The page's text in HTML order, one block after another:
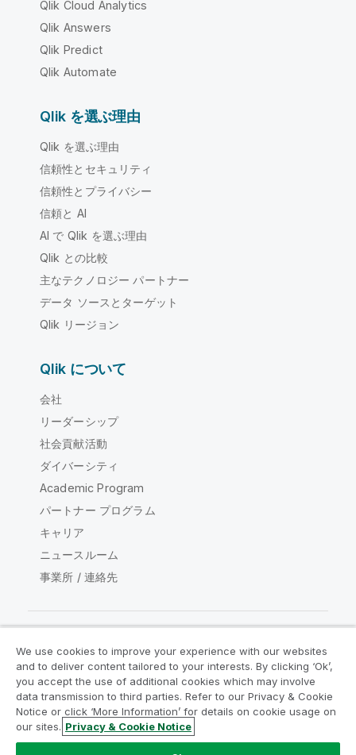
Qlik Cloud Analytics
Qlik Answers
Qlik Predict
Qlik Automate
Qlik を選ぶ理由
Qlik を選ぶ理由
信頼性とセキュリティ
信頼性とプライバシー
信頼と AI
AI で Qlik を選ぶ理由
Qlik との比較
主なテクノロジー パートナー
データ ソースとターゲット
Qlik リージョン
Qlik について
会社
リーダーシップ
社会貢献活動
ダイバーシティ
Academic Program
パートナー プログラム
キャリア
ニュースルーム
事業所 / 連絡先
Qlik コミュニティ
法的契約 製品規約
Legal Policies
リーガルポリシー
利用規約
Do Not Share My Info
We use cookies to improve your experience with our websites
and to deliver content tailored to your interests. By clicking ‘Ok’,
you accept the use of additional cookies which may involve
data transmission to third parties. Refer to our Privacy & Cookie
Notice or click ‘More Information’ for details on cookie usage on
our sites. Privacy & Cookie Notice